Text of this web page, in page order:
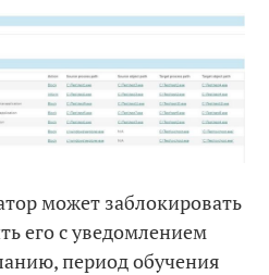
может заблокировать
его с уведомлением
период обучения